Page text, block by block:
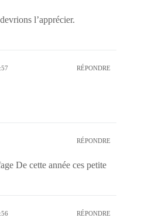
l’apprécier.
RÉPONDRE
RÉPONDRE
De cette année ces petite
RÉPONDRE